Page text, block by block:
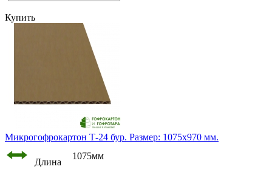
Купить
Микрогофрокартон Т-24 бур. Размер: 1075х970 мм.
Длина
1075мм